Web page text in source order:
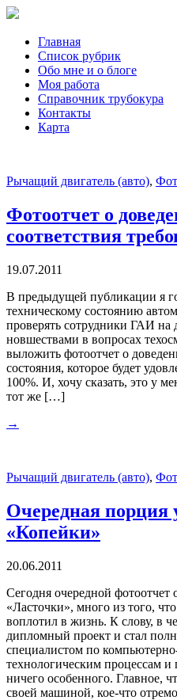
Главная
Список рубрик
Обо мне и о блоге
Моя работа
Справочник трубокура
Контакты
Карта
Рычащий двигатель (авто),
Фотоотчет о
соответствия
19.07.2011
В предыдущей публикации я
техническому состоянию
проверять сотрудники ГАИ на
новшествами в вопросах
выложить фотоотчет о
состояния, которое будет
100%. И, хочу сказать, это у
тот же […]
→
Рычащий двигатель (авто),
Очередная порция
«Копейки»
20.06.2011
Сегодня очередной
«Ласточки», много из того,
воплотил в жизнь. К слову, в
дипломный проект и стал
специалистом по
технологическим процессам
ничего особенного. Главное,
своей машиной, кое-что